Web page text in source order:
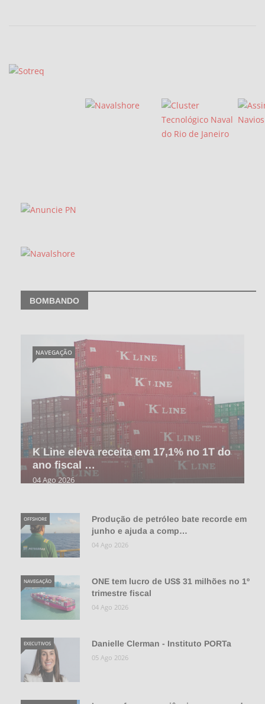
BOMBANDO
K Line eleva receita em 17,1% no 1T do
ano fiscal …
04 Ago 2026
NAVEGAÇÃO
Produção de petróleo bate recorde em
junho e ajuda a comp…
OFFSHORE
04 Ago 2026
ONE tem lucro de US$ 31 milhões no 1º
trimestre fiscal
NAVEGAÇÃO
04 Ago 2026
Danielle Clerman - Instituto PORTa
EXECUTIVOS
05 Ago 2026